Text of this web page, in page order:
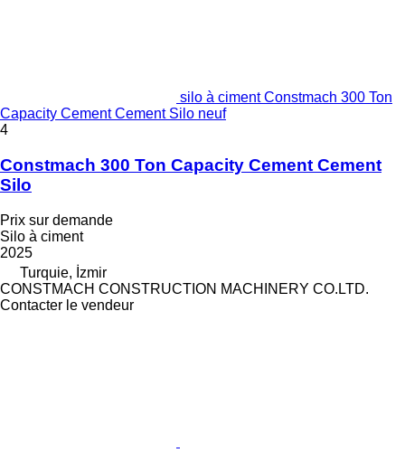
silo à ciment Constmach 300 Ton
Capacity Cement Cement Silo neuf
4
Constmach 300 Ton Capacity Cement Cement
Silo
Prix sur demande
Silo à ciment
2025
Turquie, İzmir
CONSTMACH CONSTRUCTION MACHINERY CO.LTD.
Contacter le vendeur